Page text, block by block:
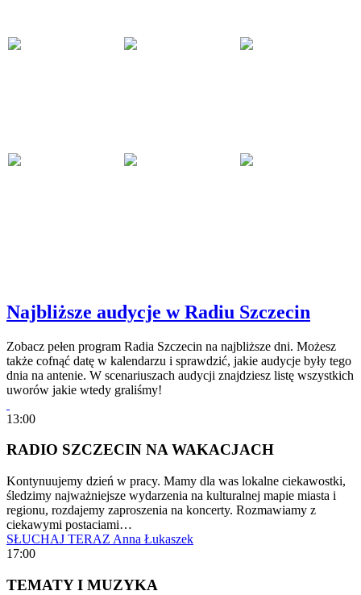
Najbliższe audycje w Radiu Szczecin
Zobacz pełen program Radia Szczecin na najbliższe dni. Możesz
także cofnąć datę w kalendarzu i sprawdzić, jakie audycje były tego
dnia na antenie. W scenariuszach audycji znajdziesz listę wszystkich
uworów jakie wtedy graliśmy!
13:00
RADIO SZCZECIN NA WAKACJACH
Kontynuujemy dzień w pracy. Mamy dla was lokalne ciekawostki,
śledzimy najważniejsze wydarzenia na kulturalnej mapie miasta i
regionu, rozdajemy zaproszenia na koncerty. Rozmawiamy z
ciekawymi postaciami…
SŁUCHAJ TERAZ Anna Łukaszek
17:00
TEMATY I MUZYKA